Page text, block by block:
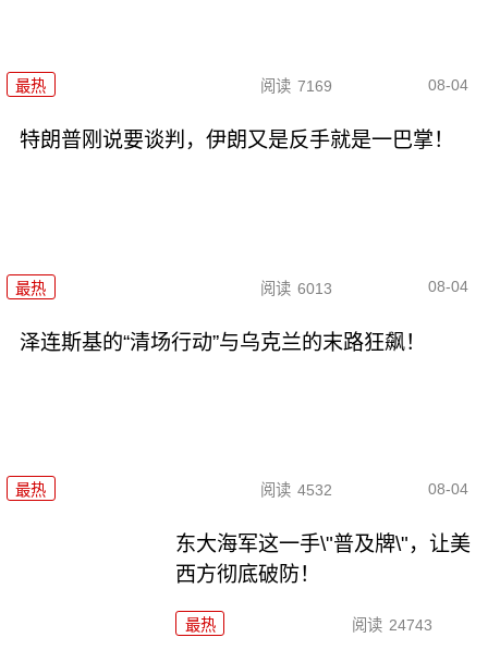
最热 阅读 7169 08-04
特朗普刚说要谈判，伊朗又是反手就是一巴掌！
最热 阅读 6013 08-04
泽连斯基的“清场行动”与乌克兰的末路狂飙！
最热 阅读 4532 08-04
东大海军这一手\"普及牌\"，让美
西方彻底破防！
最热 阅读 24743